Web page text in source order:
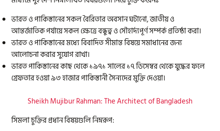
ভারত ও পাকিস্তানের সকল বৈরিতার অবসান ঘটানো, জাতীয় ও
আন্তর্জাতিক পর্যায়ে সকল ক্ষেত্রে বন্ধুত্ব ও সৌহার্দ্যপূর্ণ সম্পর্ক প্রতিষ্ঠা করা।
ভারত ও পাকিস্তানের মধ্যে বিবাদিত সীমান্ত বিষয়ে সমাধানের জন্য
আলোচনা করার সুযোগ রাখা।
ভারত পাকিস্তানের কাছ থেকে ১৯৭১ সালের ১৭ ডিসেম্বর থেকে যুদ্ধের ফলে
গ্রেফতার হওয়া ৯৩ হাজার পাকিস্তানী সৈন্যদের মুক্তি দেওয়া।
Sheikh Mujibur Rahman: The Architect of Bangladesh
সিমলা চুক্তির প্রধান বিষয়গুলি নিম্নরূপ: